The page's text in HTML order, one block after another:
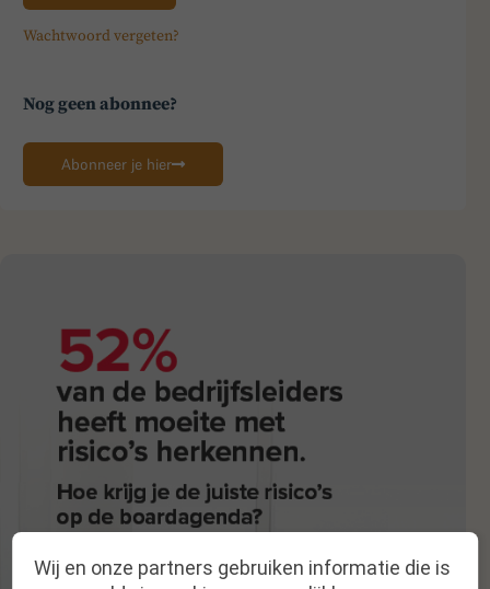
Wachtwoord vergeten?
Nog geen abonnee?
Abonneer je hier
Wij en onze partners gebruiken informatie die is